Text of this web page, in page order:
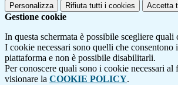
Personalizza Rifiuta tutti i cookies Accetta
Gestione cookie
In questa schermata è possibile scegliere quali
I cookie necessari sono quelli che consentono
piattaforma e non è possibile disabilitarli.
Per conoscere quali sono i cookie necessari al
visionare la COOKIE POLICY.